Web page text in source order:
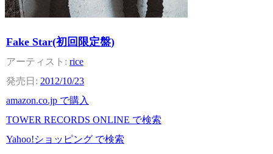
Fake Star(初回限定盤)
rice
2012/10/23
amazon.co.jp で購入
TOWER RECORDS ONLINE で検索
Yahoo!ショッピング で検索